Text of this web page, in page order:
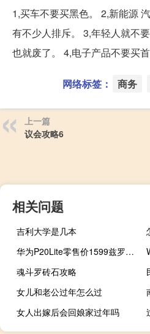
1,买车不要买黑色。 2,新能源
有不少人排斥。 3,年轻人就不
也就废了。 4,电子产品不要买首
网络标签： 商务
上一篇
议会攻略6
相关问题
吉利大学是几本
华为P20Lite零售价1599兹罗提/468美元
魂斗罗砖石攻略
女儿和老公过年怎么过
女人出嫁后会回娘家过年吗